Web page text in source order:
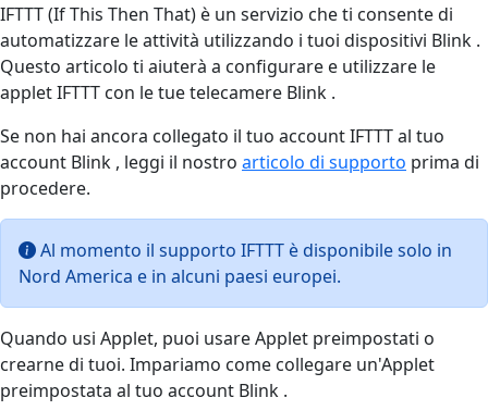
IFTTT (If This Then That) è un servizio che ti consente di
automatizzare le attività utilizzando i tuoi dispositivi Blink .
Questo articolo ti aiuterà a configurare e utilizzare le
applet IFTTT con le tue telecamere Blink .
Se non hai ancora collegato il tuo account IFTTT al tuo
account Blink , leggi il nostro articolo di supporto prima di
procedere.
Al momento il supporto IFTTT è disponibile solo in
Nord America e in alcuni paesi europei.
Quando usi Applet, puoi usare Applet preimpostati o
crearne di tuoi. Impariamo come collegare un'Applet
preimpostata al tuo account Blink .